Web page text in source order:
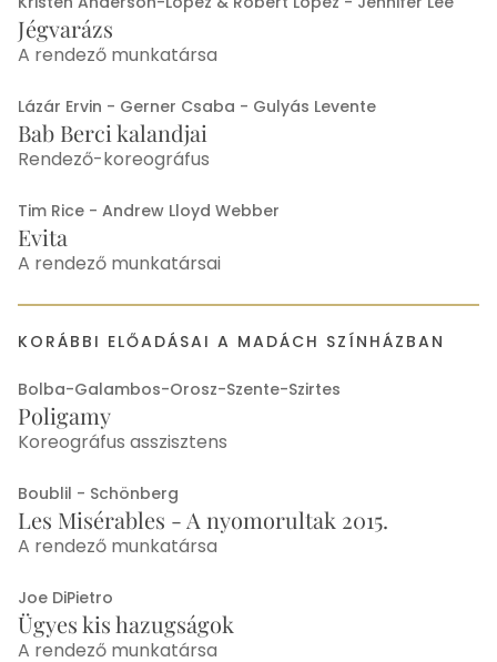
Jégvarázs
A rendező munkatársa
Lázár Ervin - Gerner Csaba - Gulyás Levente
Bab Berci kalandjai
Rendező-koreográfus
Tim Rice - Andrew Lloyd Webber
Evita
A rendező munkatársai
KORÁBBI ELŐADÁSAI A MADÁCH SZÍNHÁZBAN
Bolba-Galambos-Orosz-Szente-Szirtes
Poligamy
Koreográfus asszisztens
Boublil - Schönberg
Les Misérables - A nyomorultak 2015.
A rendező munkatársa
Joe DiPietro
Ügyes kis hazugságok
A rendező munkatársa